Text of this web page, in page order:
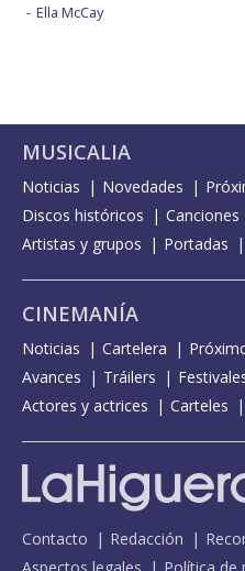
Ella McCay
MUSICALIA
Noticias Novedades
Discos históricos
Canciones
Artistas y grupos
Portadas
CINEMANÍA
Noticias Cartelera
Avances
Tráilers
Actores y actrices
Carteles
Contacto Redacción